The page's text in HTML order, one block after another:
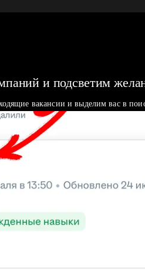
и подсветим
вакансии и выделим вас в